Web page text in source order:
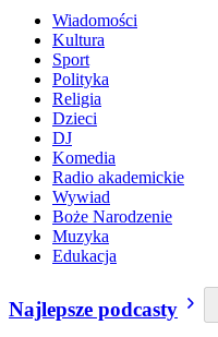
Wiadomości
Kultura
Sport
Polityka
Religia
Dzieci
DJ
Komedia
Radio akademickie
Wywiad
Boże Narodzenie
Muzyka
Edukacja
Najlepsze podcasty